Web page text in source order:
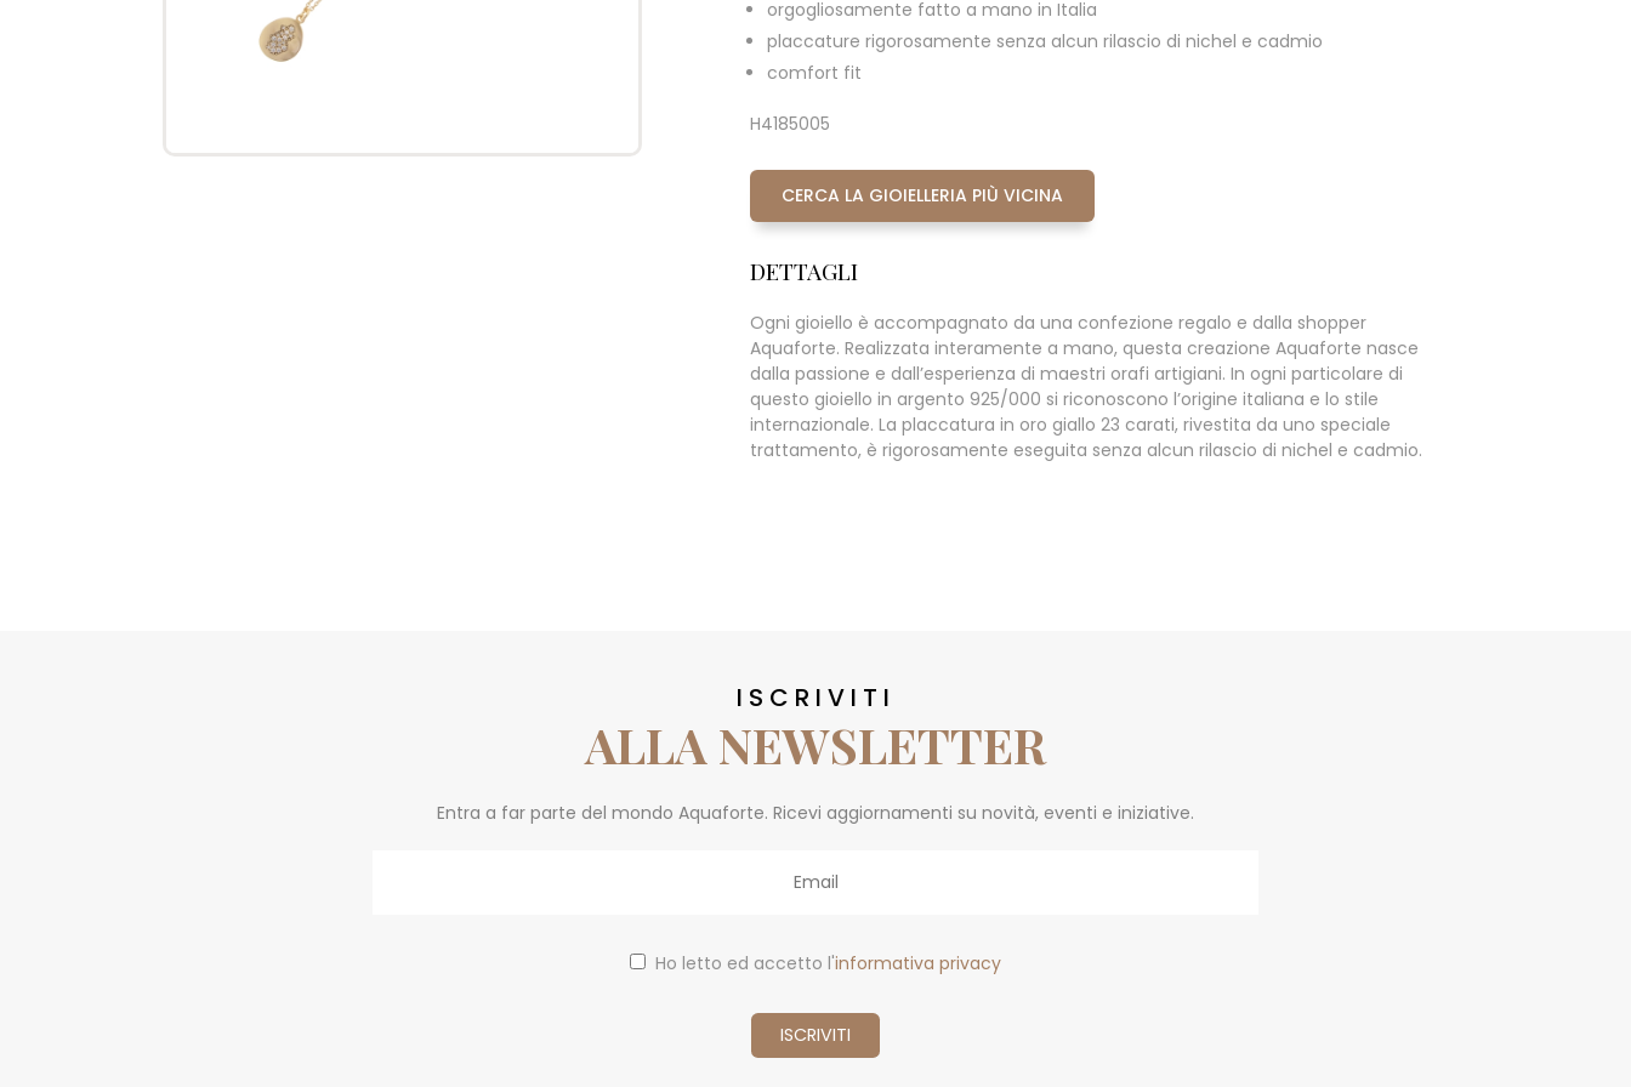
orgogliosamente fatto a mano in Italia
placcature rigorosamente senza alcun rilascio di nichel e cadmio
comfort fit
H4185005
CERCA LA GIOIELLERIA PIÙ VICINA
DETTAGLI
Ogni gioiello è accompagnato da una confezione regalo e dalla shopper
Aquaforte. Realizzata interamente a mano, questa creazione Aquaforte nasce
dalla passione e dall’esperienza di maestri orafi artigiani. In ogni particolare di
questo gioiello in argento 925/000 si riconoscono l’origine italiana e lo stile
internazionale. La placcatura in oro giallo 23 carati, rivestita da uno speciale
trattamento, è rigorosamente eseguita senza alcun rilascio di nichel e cadmio.
ISCRIVITI
ALLA NEWSLETTER
Entra a far parte del mondo Aquaforte. Ricevi aggiornamenti su novità, eventi e iniziative.
Ho letto ed accetto l'informativa privacy